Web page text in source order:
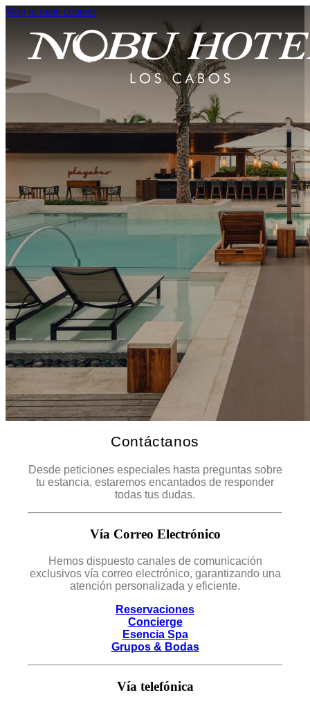
Skip to main content
Contáctanos
Desde peticiones especiales hasta preguntas sobre
tu estancia, estaremos encantados de responder
todas tus dudas.
Vía Correo Electrónico
Hemos dispuesto canales de comunicación
exclusivos vía correo electrónico, garantizando una
atención personalizada y eficiente.
Reservaciones
Concierge
Esencia Spa
Grupos & Bodas
Vía telefónica